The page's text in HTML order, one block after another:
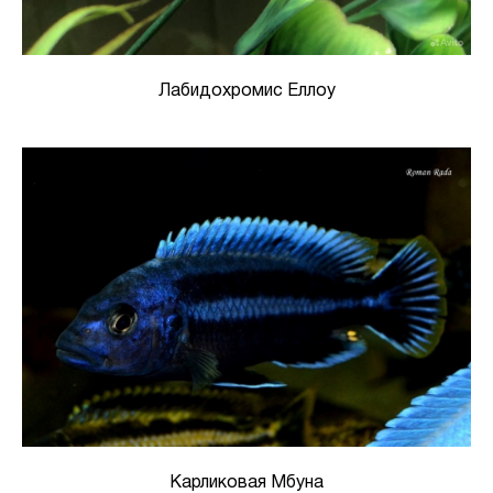
Лабидохромис Еллоу
Карликовая Мбуна